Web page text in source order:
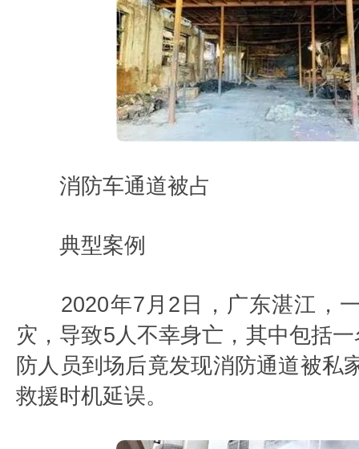
消防车通道被占
典型案例
2020年7月2日，广东湛江，
灾，导致5人不幸身亡，其中包括
防人员到场后竟发现消防通道被私
救援时机延误。